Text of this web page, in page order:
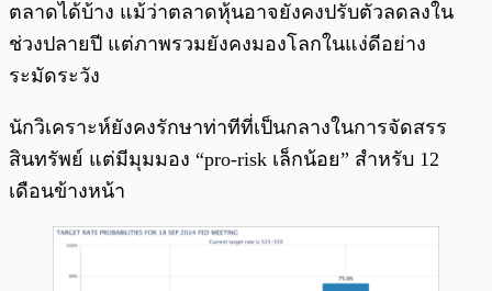
ตลาดได้บ้าง แม้ว่าตลาดหุ้นอาจยังคงปรับตัวลดลงใน
ช่วงปลายปี แต่ภาพรวมยังคงมองโลกในแง่ดีอย่าง
ระมัดระวัง
นักวิเคราะห์ยังคงรักษาท่าทีที่เป็นกลางในการจัดสรร
สินทรัพย์ แต่มีมุมมอง “pro-risk เล็กน้อย” สำหรับ 12
เดือนข้างหน้า